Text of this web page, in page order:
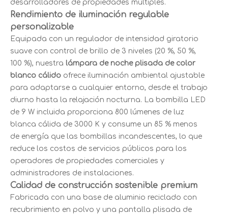
desarrolladores de propiedades múltiples.
Rendimiento de iluminación regulable
personalizable
Equipada con un regulador de intensidad giratorio
suave con control de brillo de 3 niveles (20 %, 50 %,
100 %), nuestra lámpara de noche plisada de color
blanco cálido ofrece iluminación ambiental ajustable
para adaptarse a cualquier entorno, desde el trabajo
diurno hasta la relajación nocturna. La bombilla LED
de 9 W incluida proporciona 800 lúmenes de luz
blanca cálida de 3000 K y consume un 85 % menos
de energía que las bombillas incandescentes, lo que
reduce los costos de servicios públicos para los
operadores de propiedades comerciales y
administradores de instalaciones.
Calidad de construcción sostenible premium
Fabricada con una base de aluminio reciclado con
recubrimiento en polvo y una pantalla plisada de